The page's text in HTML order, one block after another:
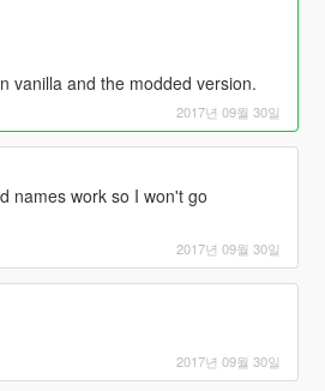
vanilla and the modded version.
2017년 09월 30일
names work so I won't go
2017년 09월 30일
2017년 09월 30일